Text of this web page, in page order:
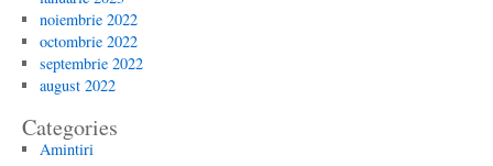
noiembrie 2022
octombrie 2022
septembrie 2022
august 2022
Categories
Amintiri